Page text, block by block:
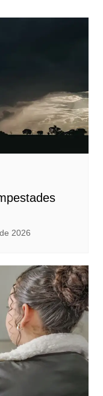
2026